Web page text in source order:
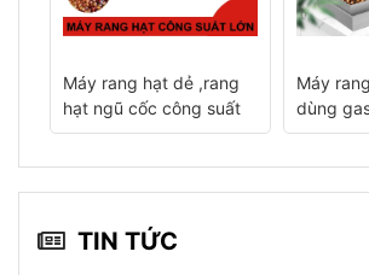
Máy rang hạt dẻ ,rang
hạt ngũ cốc công suất
lớn model AC-7-15
Máy
dùng
những
TIN TỨC